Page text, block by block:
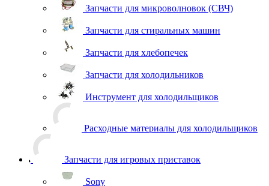
Запчасти для микроволновок (СВЧ)
Запчасти для стиральных машин
Запчасти для хлебопечек
Запчасти для холодильников
Инструмент для холодильщиков